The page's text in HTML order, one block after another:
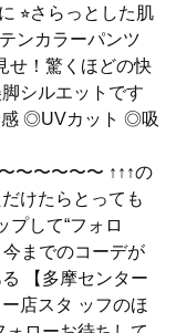
⭐︎さらっとした肌
ンカラーパンツ
せ！驚くほどの快
シルエットです
◎UVカット ◎吸
〜〜〜〜〜 ↑↑↑の
けたらとっても
プして“フォロ
までのコーデが
【多摩センター
店スタ ッフのほ